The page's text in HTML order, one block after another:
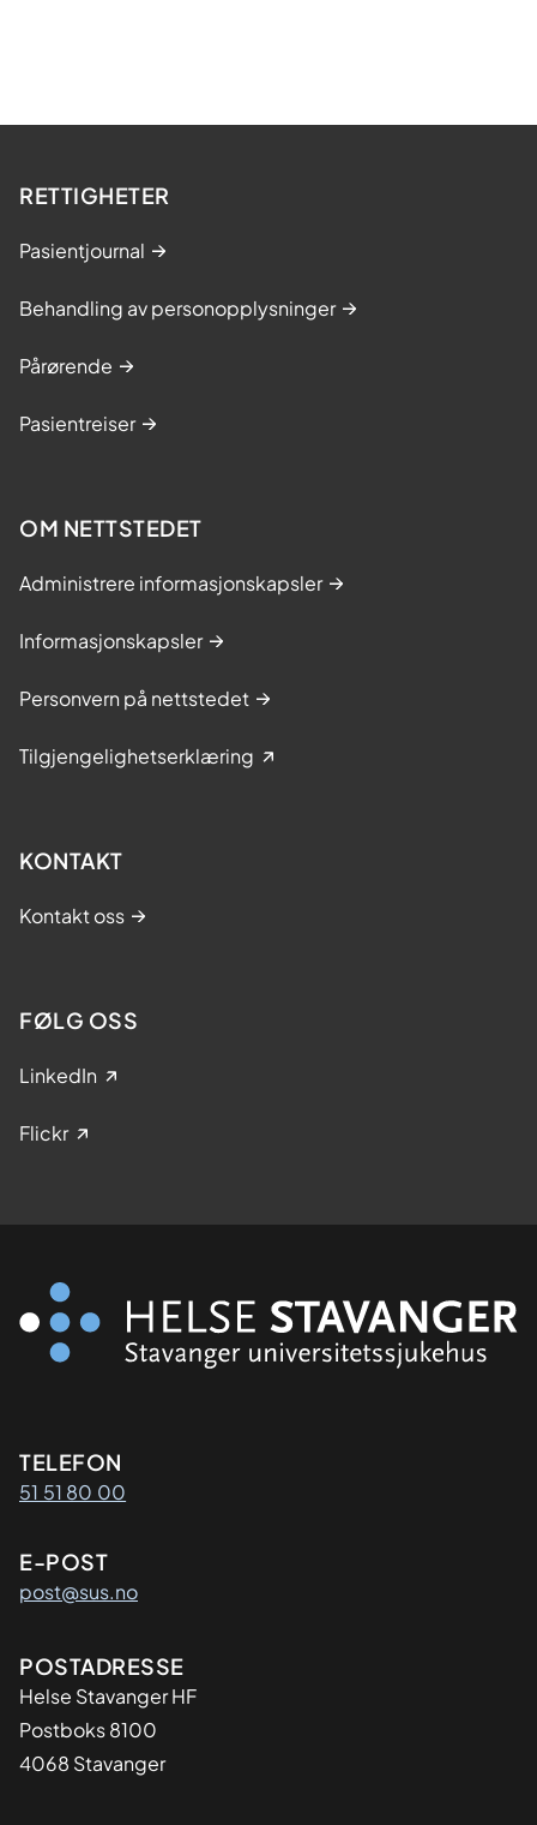
RETTIGHETER
Pasientjournal
Behandling av personopplysninger
Pårørende
Pasientreiser
OM NETTSTEDET
Administrere informasjonskapsler
Informasjonskapsler
Personvern på nettstedet
Tilgjengelighetserklæring
KONTAKT
Kontakt oss
FØLG OSS
LinkedIn
Flickr
Kontaktinformasjon
TELEFON
51 51 80 00
E-POST
post@sus.no
Adresse
POSTADRESSE
Helse Stavanger HF
Postboks 8100
4068 Stavanger